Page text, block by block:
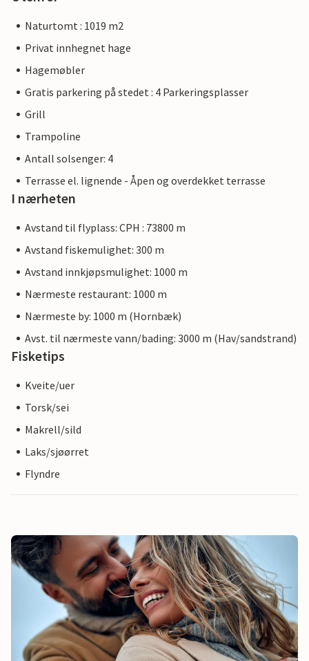
Naturtomt : 1019 m2
Privat innhegnet hage
Hagemøbler
Gratis parkering på stedet : 4 Parkeringsplasser
Grill
Trampoline
Antall solsenger: 4
Terrasse el. lignende - Åpen og overdekket terrasse
I nærheten
Avstand til flyplass: CPH : 73800 m
Avstand fiskemulighet: 300 m
Avstand innkjøpsmulighet: 1000 m
Nærmeste restaurant: 1000 m
Nærmeste by: 1000 m (Hornbæk)
Avst. til nærmeste vann/bading: 3000 m (Hav/sandstrand)
Fisketips
Kveite/uer
Torsk/sei
Makrell/sild
Laks/sjøørret
Flyndre